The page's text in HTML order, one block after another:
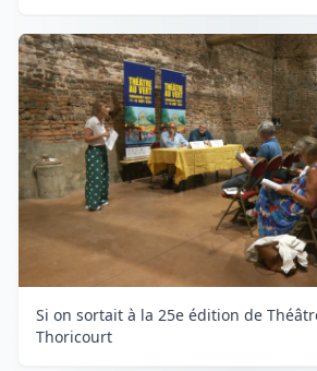
Si on sortait à la 25e édition de
Thoricourt